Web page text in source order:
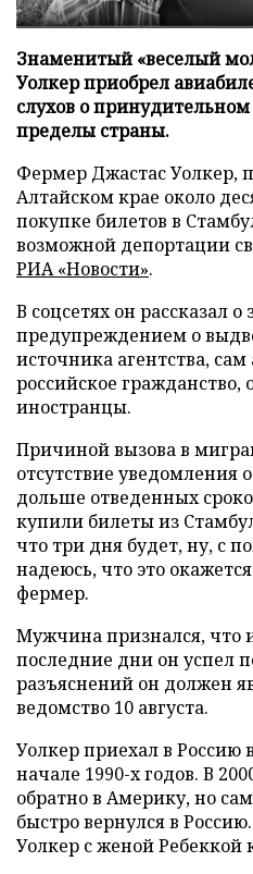
Знаменитый «веселый
Уолкер приобрел
слухов о
пределы страны.
Фермер Джастас Уолкер,
Алтайском крае около
покупке билетов в
возможной депортации
РИА «Новости».
В соцсетях он рассказал о
предупреждением о
источника агентства,
российское гражданство,
иностранцы.
Причиной вызова в
отсутствие уведомления
дольше отведенных
купили билеты из
что три дня будет, ну, с
надеюсь, что это
фермер.
Мужчина признался, что
последние дни он успел
разъяснений он должен
ведомство 10 августа.
Уолкер приехал в Россию
начале 1990-х годов. В
обратно в Америку, но
быстро вернулся в
Уолкер с женой